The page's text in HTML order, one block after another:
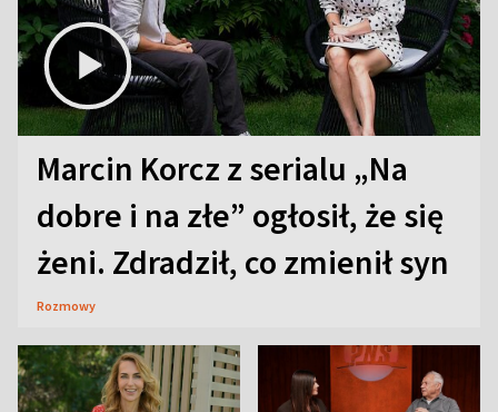
Marcin Korcz z serialu „Na
dobre i na złe” ogłosił, że się
żeni. Zdradził, co zmienił syn
Rozmowy